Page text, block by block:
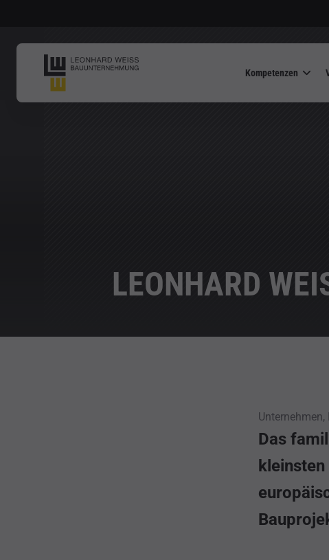
Kompetenzen
LEONHARD
Das